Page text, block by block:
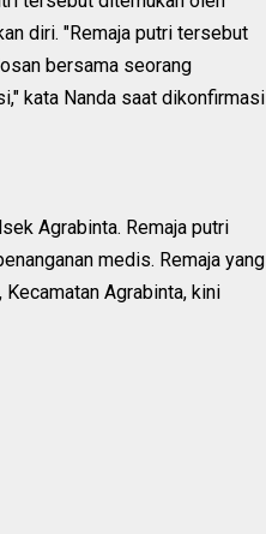
diri. "Remaja putri tersebut
bersama seorang
kata Nanda saat dikonfirmasi
Agrabinta. Remaja putri
medis. Remaja yang
Agrabinta, kini